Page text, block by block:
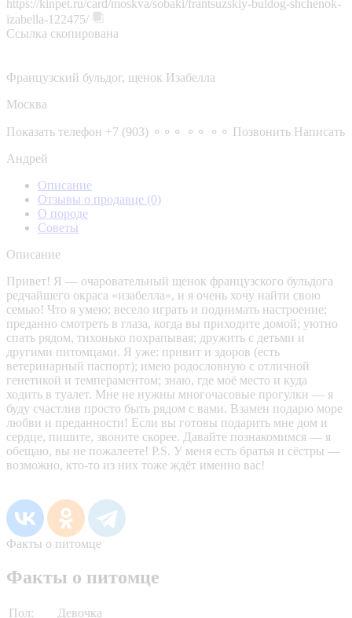
https://kinpet.ru/card/moskva/sobaki/frantsuzskiy-buldog-shchenok-
izabella-122475/
Ссылка скопирована
Французский бульдог, щенок Изабелла
Москва
Показать телефон +7 (903) ⚬⚬⚬ ⚬⚬ ⚬⚬ Позвонить Написать
Андрей
Описание
Отзывы о продавце (0)
О породе
Советы
Описание
Привет! Я — очаровательный щенок французского бульдога
редчайшего окраса «изабелла», и я очень хочу найти свою
семью! Что я умею: весело играть и поднимать настроение;
преданно смотреть в глаза, когда вы приходите домой; уютно
спать рядом, тихонько похрапывая; дружить с детьми и
другими питомцами. Я уже: привит и здоров (есть
ветеринарный паспорт); имею родословную с отличной
генетикой и темпераментом; знаю, где моё место и куда
ходить в туалет. Мне не нужны многочасовые прогулки — я
буду счастлив просто быть рядом с вами. Взамен подарю море
любви и преданности! Если вы готовы подарить мне дом и
сердце, пишите, звоните скорее. Давайте познакомимся — я
обещаю, вы не пожалеете! P.S. У меня есть братья и сёстры —
возможно, кто‑то из них тоже ждёт именно вас!
Факты о питомце
Факты о питомце
Пол: Девочка